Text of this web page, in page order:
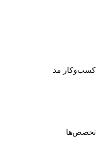
کسب‌وکار مد
تخصص‌ها